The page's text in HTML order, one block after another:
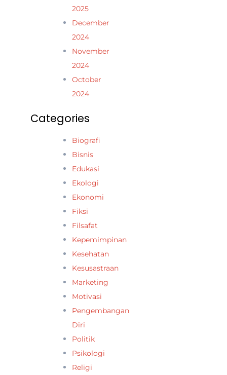
2025
December
2024
November
2024
October
2024
Categories
Biografi
Bisnis
Edukasi
Ekologi
Ekonomi
Fiksi
Filsafat
Kepemimpinan
Kesehatan
Kesusastraan
Marketing
Motivasi
Pengembangan
Diri
Politik
Psikologi
Religi